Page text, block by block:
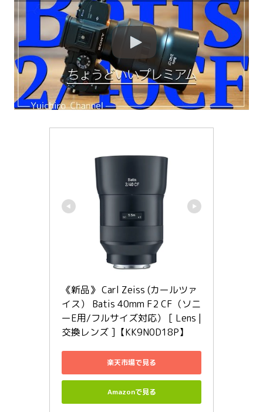
《新品》 Carl Zeiss (カールツァ
イス） Batis 40mm F2 CF（ソニ
ーE用/フルサイズ対応） [ Lens |
交換レンズ ]【KK9N0D18P】
楽天市場で見る
Amazonで見る